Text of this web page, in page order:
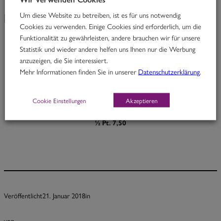
KW 4
Rindfleisch in Mandel-Petersilcurry mit Zucchini
½ Pt. 7,50
Veröffentlicht21. Januar 2018in
Um diese Website zu betreiben, ist es für uns notwendig
Cookies zu verwenden. Einige Cookies sind erforderlich, um die
Funktionalität zu gewährleisten, andere brauchen wir für unsere
Statistik und wieder andere helfen uns Ihnen nur die Werbung
anzuzeigen, die Sie interessiert.
Mehr Informationen finden Sie in unsererDatenschutzerklärung
Cookie Einstellungen Akzeptieren